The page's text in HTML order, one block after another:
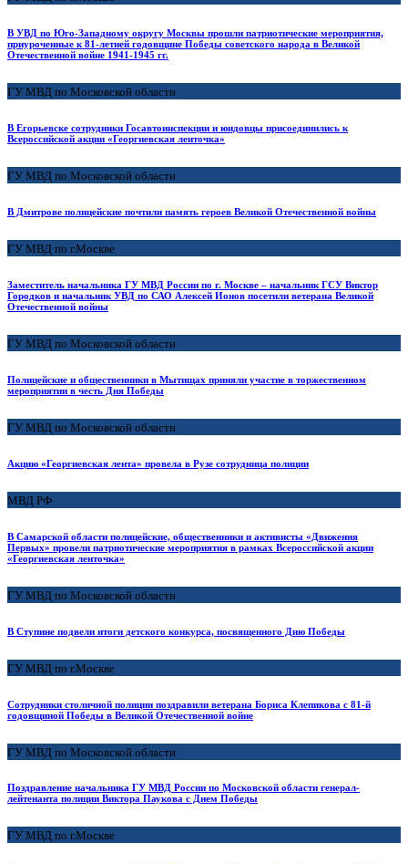
В УВД по Юго-Западному округу Москвы прошли патриотические мероприятия,
приуроченные к 81-летней годовщине Победы советского народа в Великой
Отечественной войне 1941-1945 гг.
ГУ МВД по Московской области
В Егорьевске сотрудники Госавтоинспекции и юидовцы присоединились к
Всероссийской акции «Георгиевская ленточка»
ГУ МВД по Московской области
В Дмитрове полицейские почтили память героев Великой Отечественной войны
ГУ МВД по г.Москве
Заместитель начальника ГУ МВД России по г. Москве – начальник ГСУ Виктор
Городков и начальник УВД по САО Алексей Ионов посетили ветерана Великой
Отечественной войны
ГУ МВД по Московской области
Полицейские и общественники в Мытищах приняли участие в торжественном
мероприятии в честь Дня Победы
ГУ МВД по Московской области
Акцию «Георгиевская лента» провела в Рузе сотрудница полиции
МВД РФ
В Самарской области полицейские, общественники и активисты «Движения
Первых» провели патриотические мероприятия в рамках Всероссийской акции
«Георгиевская ленточка»
ГУ МВД по Московской области
В Ступине подвели итоги детского конкурса, посвященного Дню Победы
ГУ МВД по г.Москве
Сотрудники столичной полиции поздравили ветерана Бориса Клепикова с 81-й
годовщиной Победы в Великой Отечественной войне
ГУ МВД по Московской области
Поздравление начальника ГУ МВД России по Московской области генерал-
лейтенанта полиции Виктора Паукова с Днем Победы
ГУ МВД по г.Москве